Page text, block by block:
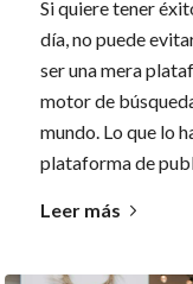
Si quiere tener
día, no puede
ser una mera
motor de
mundo. Lo que lo
plataforma de
Leer más